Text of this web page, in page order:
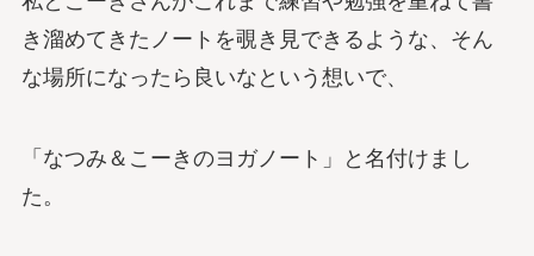
き溜めてきたノートを覗き見できるような、そん
な場所になったら良いなという想いで、
「なつみ＆こーきのヨガノート」と名付けまし
た。